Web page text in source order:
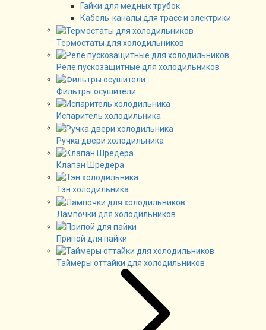
Гайки для медных трубок
Кабель-каналы для трасс и электрики
Термостаты для холодильников
Реле пускозащитные для холодильников
Фильтры осушители
Испаритель холодильника
Ручка двери холодильника
Клапан Шредера
Тэн холодильника
Лампочки для холодильников
Припой для пайки
Таймеры оттайки для холодильников